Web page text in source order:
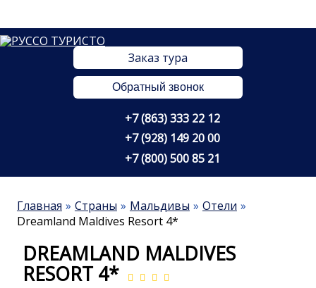
Заказ тура
Обратный звонок
+7 (863) 333 22 12
+7 (928) 149 20 00
+7 (800) 500 85 21
Главная Страны Мальдивы
Отели
Dreamland Maldives Resort 4*
DREAMLAND MALDIVES
RESORT 4*